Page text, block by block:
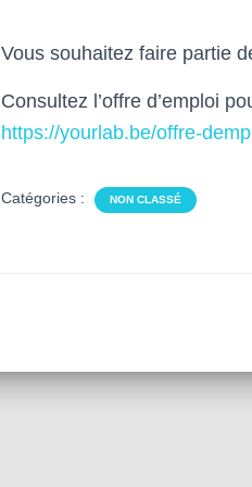
Vous souhaitez faire partie
Consultez l’offre d’emploi
https://yourlab.be/offre-
Catégories : NON CLASSÉ